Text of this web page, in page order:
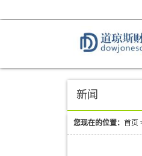
新闻
您现在的位置： 首页